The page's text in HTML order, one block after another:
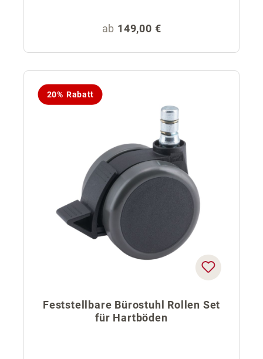
Regulärer Preis:
ab 149,00 €
20% Rabatt
Feststellbare Bürostuhl Rollen Set
für Hartböden